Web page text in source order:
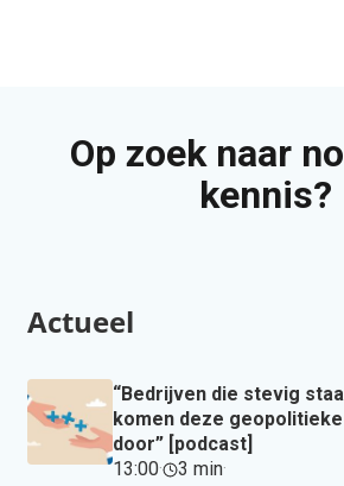
Op zoek naar
kennis?
Actueel
“Bedrijven die stevig
komen deze
door” [podcast]
13:00· 3 min·